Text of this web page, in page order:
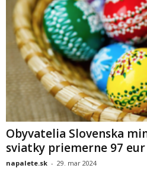
Obyvatelia Slovenska
sviatky priemerne 97 eur
napalete.sk - 29. mar 2024